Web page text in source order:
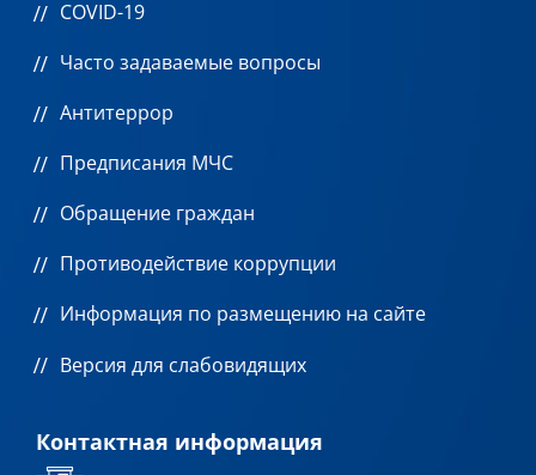
COVID-19
Часто задаваемые вопросы
Антитеррор
Предписания МЧС
Обращение граждан
Противодействие коррупции
Информация по размещению на сайте
Версия для слабовидящих
Контактная информация